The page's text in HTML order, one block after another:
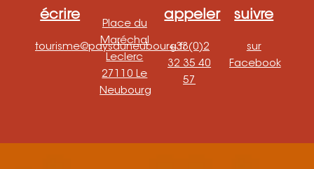
écrire
tourisme@paysduneubourg.fr
Place du
Maréchal
Leclerc
27110 Le
Neubourg
appeler
+33(0)2
32 35 40
57
suivre
sur
Facebook